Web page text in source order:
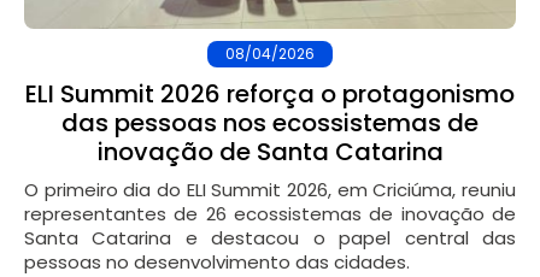
08/04/2026
ELI Summit 2026 reforça o protagonismo
das pessoas nos ecossistemas de
inovação de Santa Catarina
O primeiro dia do ELI Summit 2026, em Criciúma, reuniu
representantes de 26 ecossistemas de inovação de
Santa Catarina e destacou o papel central das
pessoas no desenvolvimento das cidades.